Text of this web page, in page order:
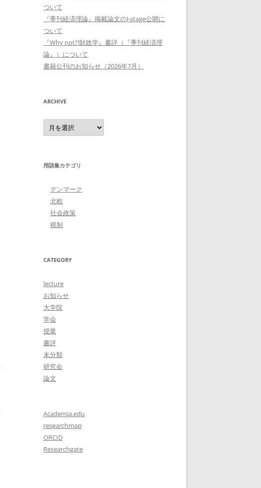
ついて
『季刊経済理論』掲載論文のJ-stage公開に
ついて
『Why not?!財政学』書評（『季刊経済理
論』）について
書籍公刊のお知らせ（2026年7月）
ARCHIVE
Archive
用語集カテゴリ
デンマーク
北欧
社会政策
税制
CATEGORY
lecture
お知らせ
大学院
学会
授業
書評
未分類
研究会
論文
Academia.edu
researchmap
ORCID
Researchgate